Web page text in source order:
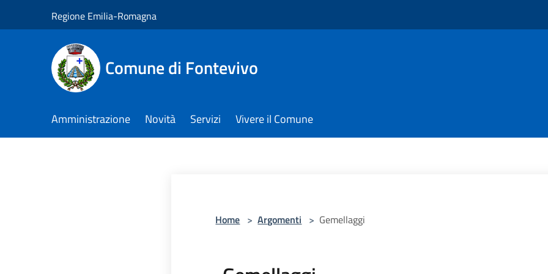
Regione Emilia-Romagna
Comune di Fontevivo
Amministrazione Novità Servizi Vivere il Comune
Home > Argomenti > Gemellaggi